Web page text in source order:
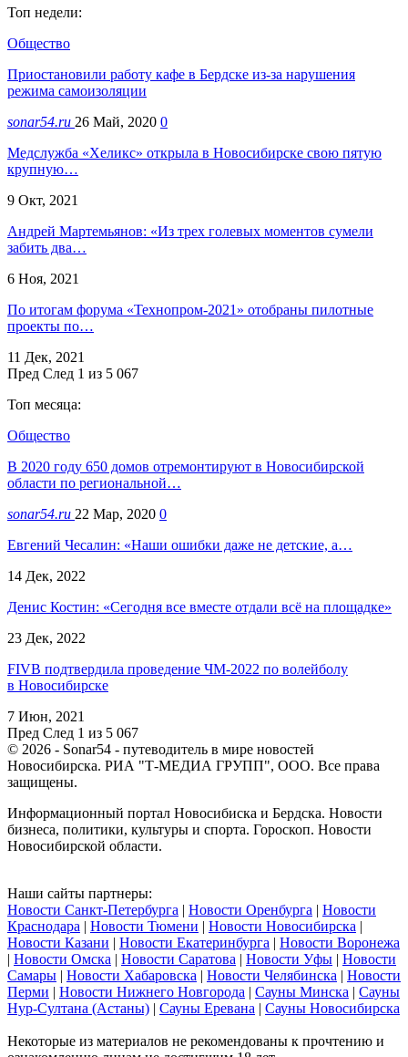
Топ недели:
Общество
Приостановили работу кафе в Бердске из-за нарушения
режима самоизоляции
sonar54.ru 26 Май, 2020 0
Медслужба «Хеликс» открыла в Новосибирске свою пятую
крупную…
9 Окт, 2021
Андрей Мартемьянов: «Из трех голевых моментов сумели
забить два…
6 Ноя, 2021
По итогам форума «Технопром-2021» отобраны пилотные
проекты по…
11 Дек, 2021
Пред След 1 из 5 067
Топ месяца:
Общество
В 2020 году 650 домов отремонтируют в Новосибирской
области по региональной…
sonar54.ru 22 Мар, 2020 0
Евгений Чесалин: «Наши ошибки даже не детские, а…
14 Дек, 2022
Денис Костин: «Сегодня все вместе отдали всё на площадке»
23 Дек, 2022
FIVB подтвердила проведение ЧМ-2022 по волейболу
в Новосибирске
7 Июн, 2021
Пред След 1 из 5 067
© 2026 - Sonar54 - путеводитель в мире новостей
Новосибирска. РИА "Т-МЕДИА ГРУПП", ООО. Все права
защищены.
Информационный портал Новосибиска и Бердска. Новости
бизнеса, политики, культуры и спорта. Гороскоп. Новости
Новосибирской области.
Наши сайты партнеры:
Новости Санкт-Петербурга | Новости Оренбурга | Новости
Краснодара | Новости Тюмени | Новости Новосибирска |
Новости Казани | Новости Екатеринбурга | Новости Воронежа
| Новости Омска | Новости Саратова | Новости Уфы | Новости
Самары | Новости Хабаровска | Новости Челябинска | Новости
Перми | Новости Нижнего Новгорода | Сауны Минска | Сауны
Нур-Султана (Астаны) | Сауны Еревана | Сауны Новосибирска
Некоторые из материалов не рекомендованы к прочтению и